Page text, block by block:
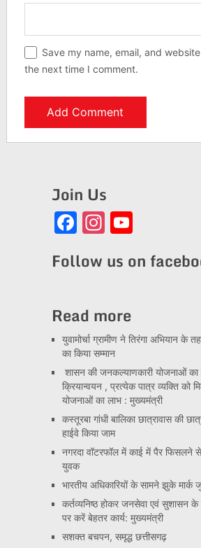
Save my name, email, and
the next time I comment.
Join Us
Facebook
Instagram
Follow us on
Read more
युवामोर्चा ग्रामीण ने तिरंगा अभियान के
का किया सम्मान
शासन की जनकल्याणकारी योजनाओं
क्रियान्वयन , प्रत्येक पात्र व्यक्ति को
योजनाओं का लाभ : मुख्यमंत्री
कस्तूरबा गांधी बालिका छात्रावास की
हाईवे किया जाम
नगरदा वॉटरफॉल में काई में पैर फिसलने से
युवक
भारतीय अधिकारियों के सामने झुके मार्क
कर्तव्यनिष्ठ होकर जनसेवा एवं सुशासन के
पर करें बेहतर कार्य: मुख्यमंत्री
सशक्त बचपन, समृद्ध छत्तीसगढ़